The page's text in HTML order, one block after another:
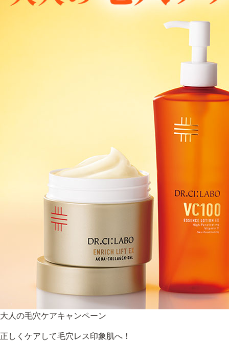
大人の毛穴ケアキャンペーン
正しくケアして毛穴レス印象肌へ！